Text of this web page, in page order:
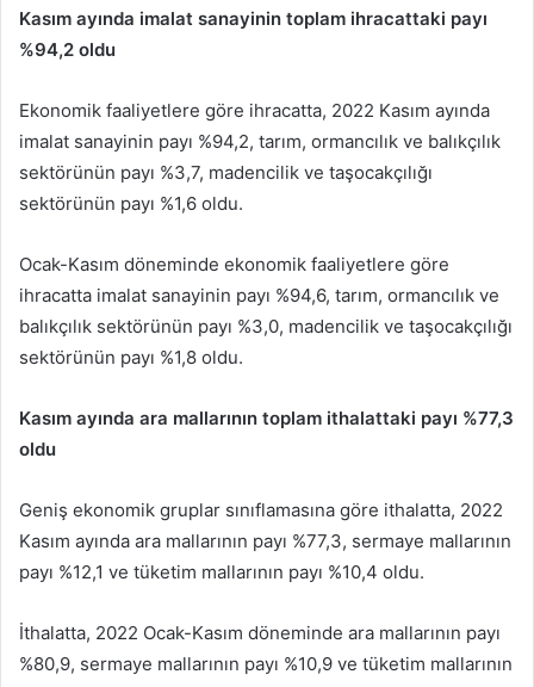
Kasım ayında imalat sanayinin toplam ihracattaki payı
%94,2 oldu
Ekonomik faaliyetlere göre ihracatta, 2022 Kasım ayında
imalat sanayinin payı %94,2, tarım, ormancılık ve balıkçılık
sektörünün payı %3,7, madencilik ve taşocakçılığı
sektörünün payı %1,6 oldu.
Ocak-Kasım döneminde ekonomik faaliyetlere göre
ihracatta imalat sanayinin payı %94,6, tarım, ormancılık ve
balıkçılık sektörünün payı %3,0, madencilik ve taşocakçılığı
sektörünün payı %1,8 oldu.
Kasım ayında ara mallarının toplam ithalattaki payı %77,3
oldu
Geniş ekonomik gruplar sınıflamasına göre ithalatta, 2022
Kasım ayında ara mallarının payı %77,3, sermaye mallarının
payı %12,1 ve tüketim mallarının payı %10,4 oldu.
İthalatta, 2022 Ocak-Kasım döneminde ara mallarının payı
%80,9, sermaye mallarının payı %10,9 ve tüketim mallarının